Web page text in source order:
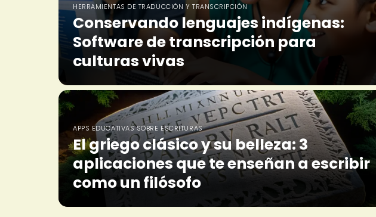
HERRAMIENTAS DE TRADUCCIÓN Y TRANSCRIPCIÓN
Conservando lenguajes indígenas:
Software de transcripción para
culturas vivas
APPS EDUCATIVAS SOBRE ESCRITURAS
El griego clásico y su belleza: 3
aplicaciones que te enseñan a escribir
como un filósofo